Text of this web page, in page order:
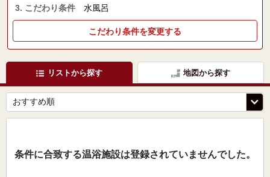
3. こだわり条件 水風呂
こだわり条件を変更する
リストから探す 地図から探す
条件に合致する温浴施設は登録されていませんでした。